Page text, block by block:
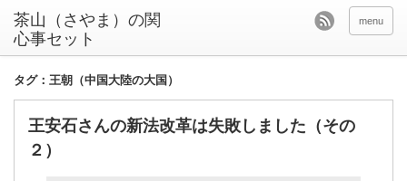
茶山（さやま）の関
心事セット
menu
タグ：王朝（中国大陸の大国）
王安石さんの新法改革は失敗しました（その
２）